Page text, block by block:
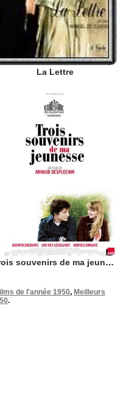
La Lettre
Trois souvenirs de ma jeunesse
de l'année 1950, Meilleurs
.